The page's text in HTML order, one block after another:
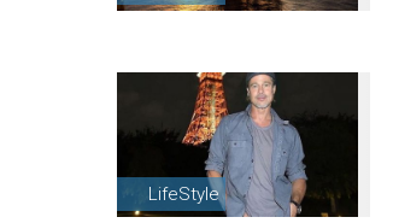
LifeStyle